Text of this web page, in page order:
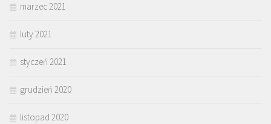
marzec 2021
luty 2021
styczeń 2021
grudzień 2020
listopad 2020